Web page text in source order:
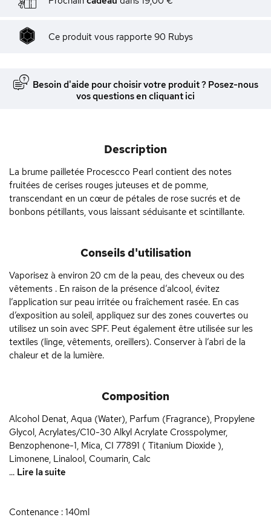
Ce produit vous rapporte 90 Rubys
Besoin d'aide pour choisir votre produit ? Posez-nous
vos questions en cliquant ici
Description
La brume pailletée Procescco Pearl contient des notes
fruitées de cerises rouges juteuses et de pomme,
transcendant en un cœur de pétales de rose sucrés et de
bonbons pétillants, vous laissant séduisante et scintillante.
Conseils d'utilisation
Vaporisez à environ 20 cm de la peau, des cheveux ou des
vêtements . En raison de la présence d’alcool, évitez
l’application sur peau irritée ou fraîchement rasée. En cas
d’exposition au soleil, appliquez sur des zones couvertes ou
utilisez un soin avec SPF. Peut également être utilisée sur les
textiles (linge, vêtements, oreillers). Conserver à l’abri de la
chaleur et de la lumière.
Composition
Alcohol Denat, Aqua (Water), Parfum (Fragrance), Propylene
Glycol, Acrylates/C10-30 Alkyl Acrylate Crosspolymer,
Benzophenone-1, Mica, CI 77891 ( Titanium Dioxide ),
Limonene, Linalool, Coumarin, Calc
... Lire la suite
Contenance : 140ml